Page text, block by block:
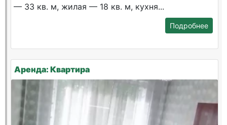
— 33 кв. м, жилая — 18 кв. м, кухня...
Подробнее
Аренда: Квартира